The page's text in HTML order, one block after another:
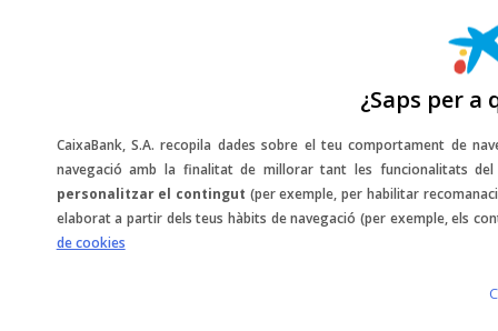
¿Saps per a
CaixaBank, S.A. recopila dades sobre el teu comportament de
navegació amb la finalitat de millorar tant les funcionalitats
personalitzar el contingut (per exemple, per habilitar
elaborat a partir dels teus hàbits de navegació (per exemple, els
de cookies
Snow tips amb Aymar